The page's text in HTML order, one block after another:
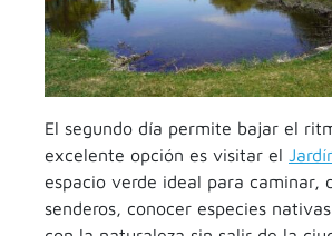
El segundo día permite bajar el
excelente opción es visitar el
espacio verde ideal para caminar,
senderos, conocer especies